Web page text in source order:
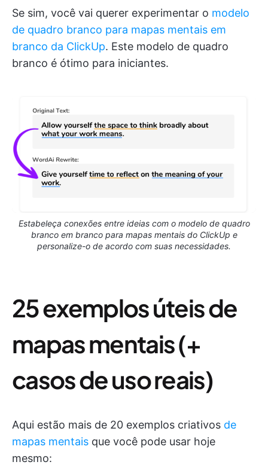
Se sim, você vai querer experimentar o modelo
de quadro branco para mapas mentais em
branco da ClickUp. Este modelo de quadro
branco é ótimo para iniciantes.
Estabeleça conexões entre ideias com o modelo de quadro
branco em branco para mapas mentais do ClickUp e
personalize-o de acordo com suas necessidades.
25 exemplos úteis de
mapas mentais (+
casos de uso reais)
Aqui estão mais de 20 exemplos criativos de
mapas mentais que você pode usar hoje
mesmo: